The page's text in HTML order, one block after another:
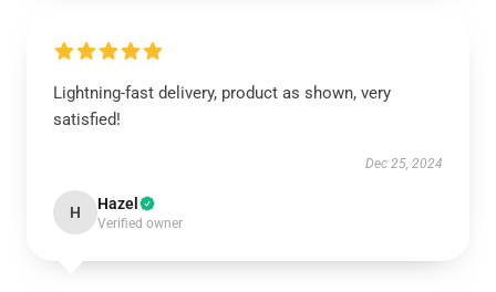
Lightning-fast delivery, product as shown, very
satisfied!
Dec 25, 2024
H Hazel
Verified owner